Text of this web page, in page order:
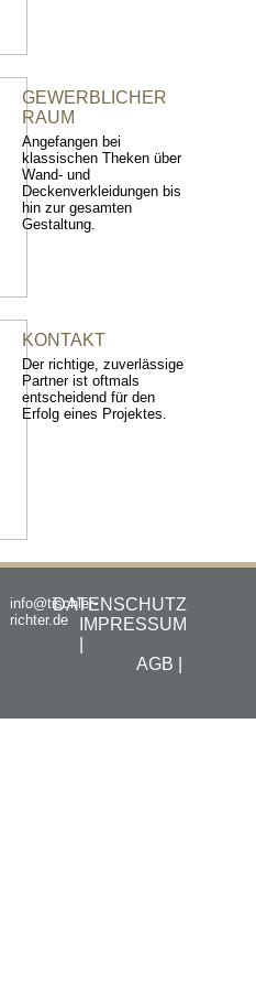
GEWERBLICHER
RAUM
Angefangen bei
klassischen Theken über
Wand- und
Deckenverkleidungen bis
hin zur gesamten
Gestaltung.
KONTAKT
Der richtige, zuverlässige
Partner ist oftmals
entscheidend für den
Erfolg eines Projektes.
info@tischler-
richter.de
DATENSCHUTZ
IMPRESSUM
AGB |